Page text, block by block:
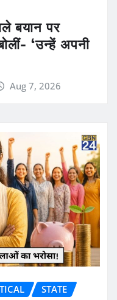
बयान पर
‘उन्हें अपनी
Aug 7, 2026
STATE